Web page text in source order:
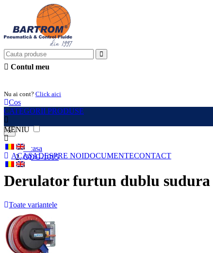
Contul meu
Nu ai cont? Click aici
Cos
CATEGORII PRODUSE
MENIU
ACASADESPRE NOIDOCUMENTECONTACT
×
Acasa
ODG-1015
Derulator furtun dublu
Toate variantele